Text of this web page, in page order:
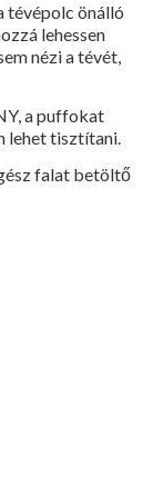
tévépolc önálló
lehessen
nézi a tévét,
a puffokat
lehet tisztítani.
falat betöltő